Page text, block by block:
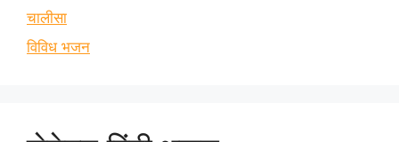
चालीसा
विविध भजन